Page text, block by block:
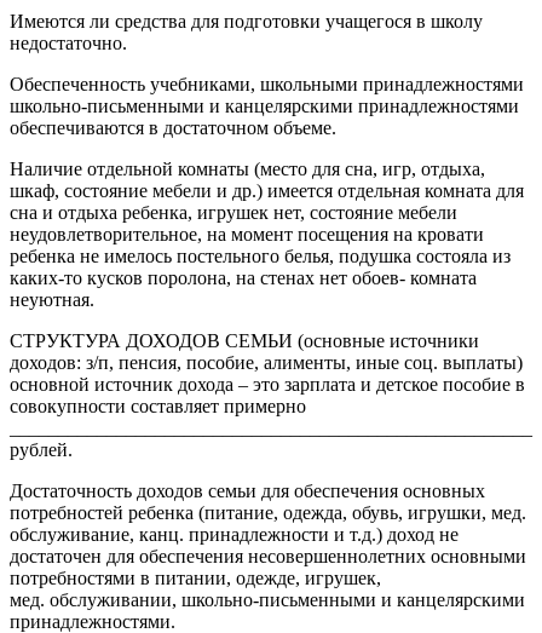
Имеются ли средства для подготовки учащегося в школу
недостаточно.
Обеспеченность учебниками, школьными принадлежностями
школьно-письменными и канцелярскими принадлежностями
обеспечиваются в достаточном объеме.
Наличие отдельной комнаты (место для сна, игр, отдыха,
шкаф, состояние мебели и др.) имеется отдельная комната для
сна и отдыха ребенка, игрушек нет, состояние мебели
неудовлетворительное, на момент посещения на кровати
ребенка не имелось постельного белья, подушка состояла из
каких-то кусков поролона, на стенах нет обоев- комната
неуютная.
СТРУКТУРА ДОХОДОВ СЕМЬИ (основные источники
доходов: з/п, пенсия, пособие, алименты, иные соц. выплаты)
основной источник дохода – это зарплата и детское пособие в
совокупности составляет примерно
рублей.
Достаточность доходов семьи для обеспечения основных
потребностей ребенка (питание, одежда, обувь, игрушки, мед.
обслуживание, канц. принадлежности и т.д.) доход не
достаточен для обеспечения несовершеннолетних основными
потребностями в питании, одежде, игрушек,
мед. обслуживании, школьно-письменными и канцелярскими
принадлежностями.